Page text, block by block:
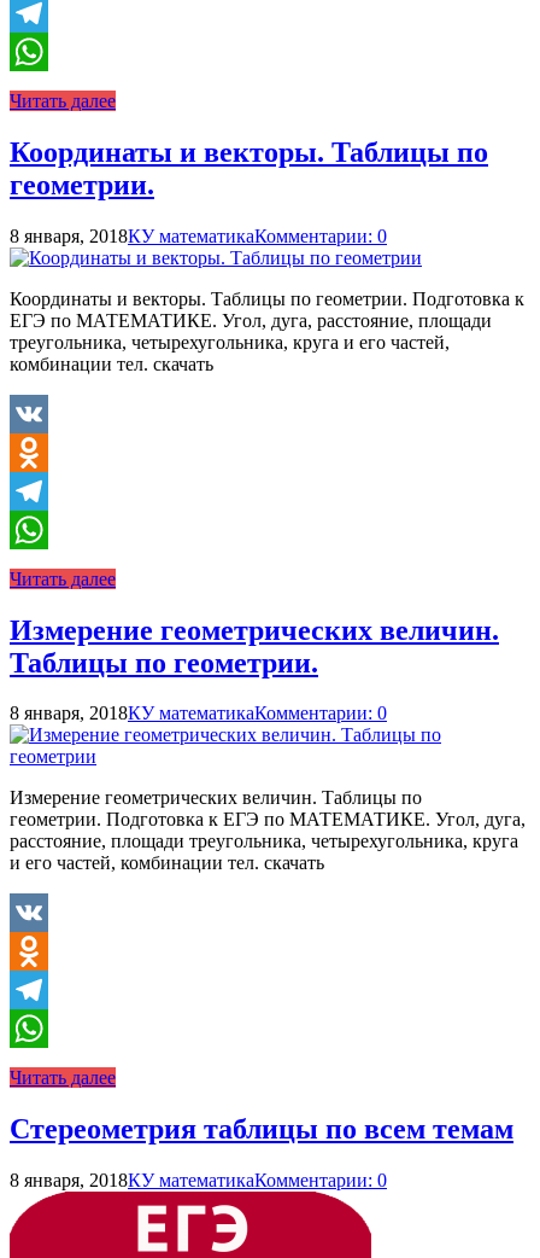
Odnoklassniki
Telegram
WhatsApp
Читать далее
Координаты и векторы. Таблицы по
геометрии.
8 января, 2018КУ математикаКомментарии: 0
Координаты и векторы. Таблицы по геометрии. Подготовка к
ЕГЭ по МАТЕМАТИКЕ. Угол, дуга, расстояние, площади
треугольника, четырехугольника, круга и его частей,
комбинации тел. скачать
VK
Odnoklassniki
Telegram
WhatsApp
Читать далее
Измерение геометрических величин.
Таблицы по геометрии.
8 января, 2018КУ математикаКомментарии: 0
Измерение геометрических величин. Таблицы по
геометрии. Подготовка к ЕГЭ по МАТЕМАТИКЕ. Угол, дуга,
расстояние, площади треугольника, четырехугольника, круга
и его частей, комбинации тел. скачать
VK
Odnoklassniki
Telegram
WhatsApp
Читать далее
Стереометрия таблицы по всем темам
8 января, 2018КУ математикаКомментарии: 0